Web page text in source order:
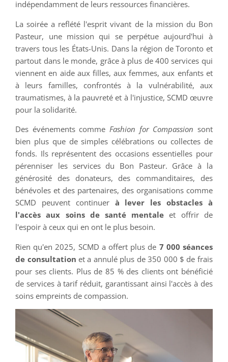
indépendamment de leurs ressources financières.
La soirée a reflété l'esprit vivant de la mission du Bon
Pasteur, une mission qui se perpétue aujourd'hui à
travers tous les États-Unis. Dans la région de Toronto et
partout dans le monde, grâce à plus de 400 services qui
viennent en aide aux filles, aux femmes, aux enfants et
à leurs familles, confrontés à la vulnérabilité, aux
traumatismes, à la pauvreté et à l'injustice, SCMD œuvre
pour la solidarité.
Des événements comme Fashion for Compassion sont
bien plus que de simples célébrations ou collectes de
fonds. Ils représentent des occasions essentielles pour
pérenniser les services du Bon Pasteur. Grâce à la
générosité des donateurs, des commanditaires, des
bénévoles et des partenaires, des organisations comme
SCMD peuvent continuer à lever les obstacles à
l'accès aux soins de santé mentale et offrir de
l'espoir à ceux qui en ont le plus besoin.
Rien qu'en 2025, SCMD a offert plus de 7 000 séances
de consultation et a annulé plus de 350 000 $ de frais
pour ses clients. Plus de 85 % des clients ont bénéficié
de services à tarif réduit, garantissant ainsi l'accès à des
soins empreints de compassion.